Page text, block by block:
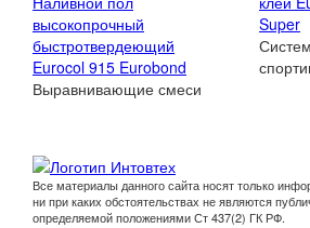
высокопрочный
быстротвердеющий
Eurocol 915 Eurobond
Выравнивающие смеси
Super
Все материалы данного сайта носят только
ни при каких обстоятельствах не являются
определяемой положениями Ст 437(2) ГК РФ.